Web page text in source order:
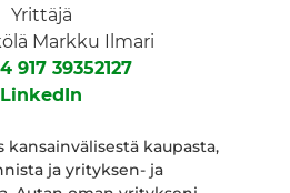
Yrittäjä
Markku Ilmari
917 39352127
LinkedIn
kaupasta,
ja yrityksen- ja